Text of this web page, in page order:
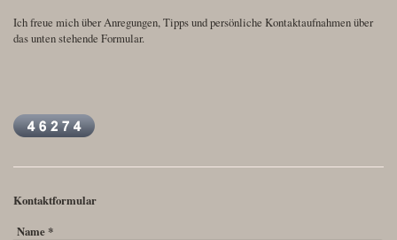
Ich freue mich über Anregungen, Tipps und persönliche Kontaktaufnahmen über
das unten stehende Formular.
Kontaktformular
Name*